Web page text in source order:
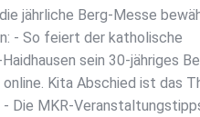
jährliche Berg-Messe
- So feiert der katholische
sein 30-jähriges
Kita Abschied ist das
Die MKR-